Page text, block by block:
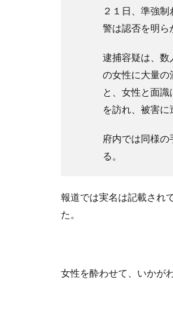
２１日、準強
警は認否を明ら
逮捕容疑は、数
の女性に大量の
と、女性と面
を訪れ、被害に
府内では同様
る。
報道では実名は記載され
た。
女性を酔わせて、いかが